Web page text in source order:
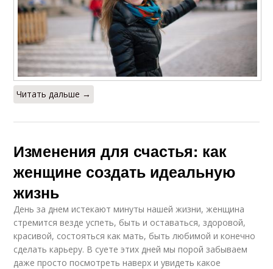
Читать дальше →
Изменения для счастья: как
женщине создать идеальную
жизнь
День за днем истекают минуты нашей жизни, женщина
стремится везде успеть, быть и оставаться, здоровой,
красивой, состояться как мать, быть любимой и конечно
сделать карьеру. В суете этих дней мы порой забываем
даже просто посмотреть наверх и увидеть какое